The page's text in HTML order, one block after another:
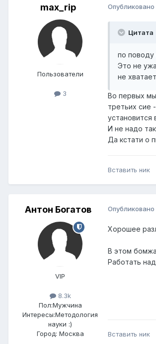
max_rip
Пользователи
3
Опубликовано
Цитата
по поводу
Это не
не
Во первых
третьих сие
установится
И не надо
Да кстати о
Вставить ник
Антон Богатов
VIP
8.3k
Пол:Мужчина
Интересы:Методология
науки :)
Город: Москва
Опубликовано
Хорошее
В этом
Работать
Вставить ник